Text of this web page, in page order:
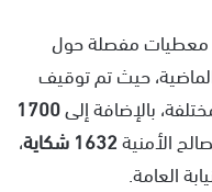
معطيات مفصلة حول
حيث تم توقيف
بالإضافة إلى1700
الأمنية1632 شكاية
،
العامة.